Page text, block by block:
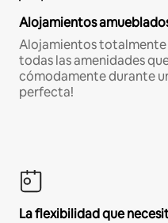
Alojamientos
Alojamientos totalmente
todas las amenidades
cómodamente durante
perfecta!
La flexibilidad que